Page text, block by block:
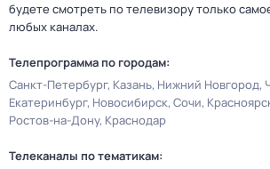
будете смотреть по телевизору только
любых каналах.
Телепрограмма по городам:
Санкт-Петербург Казань Нижний Новгород
Екатеринбург Новосибирск Сочи
Ростов-на-Дону Краснодар
Телеканалы по тематикам: